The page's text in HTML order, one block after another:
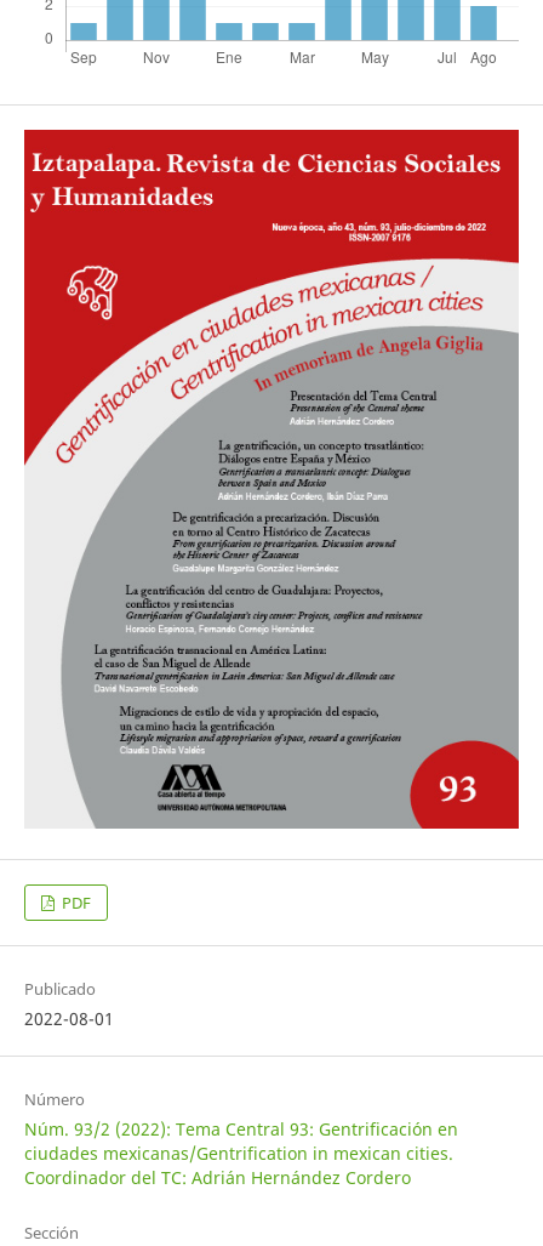
PDF
Publicado
2022-08-01
Número
Núm. 93/2 (2022): Tema Central 93: Gentrificación en
ciudades mexicanas/Gentrification in mexican cities.
Coordinador del TC: Adrián Hernández Cordero
Sección